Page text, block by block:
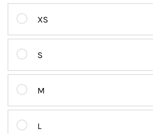
XS
S
M
L